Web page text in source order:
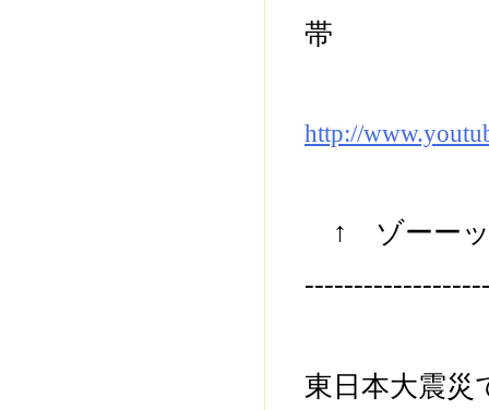
帯
http://
↑ ゾーーッ
東日本大震災